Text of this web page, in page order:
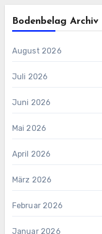
Bodenbelag Archiv
August 2026
Juli 2026
Juni 2026
Mai 2026
April 2026
März 2026
Februar 2026
Januar 2026